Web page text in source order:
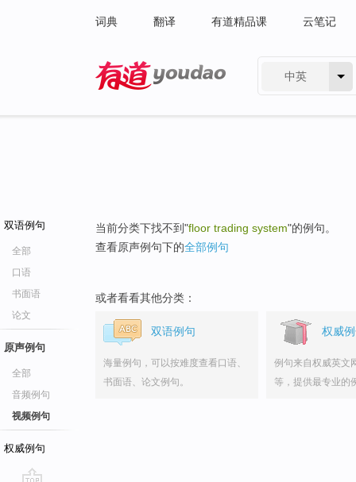
词典 翻译 有道精品课 云笔记
中英
双语例句
全部
口语
书面语
论文
原声例句
全部
音频例句
视频例句
权威例句
当前分类下找不到"floor trading system"的例句。
查看原声例句下的全部例句
或者看看其他分类：
双语例句
海量例句，可以按难度查看口语、
书面语、论文例句。
权威
例句来自权威英文
等，提供最专业的